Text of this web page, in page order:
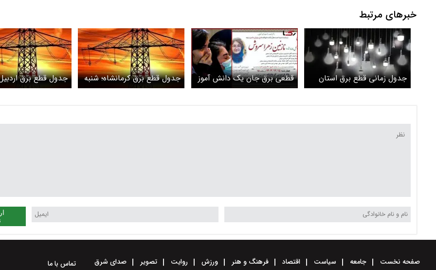
خبرهای مرتبط
جدول زمانی قطع برق استان
کرمانشاه روز شنبه
قطعی برق جان یک دانش آموز
در کرمانشاه را گرفت
جدول قطع برق کرمانشاه؛ شنبه
۱۸ اسفند+ لینک
جدول قطع برق
شنبه ۱۶ اسفند
صفحه نخست جامعه سیاست اقتصاد فرهنگ و هنر ورزش روایت تصویر صدای شرق تماس با ما